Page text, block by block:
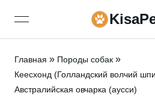
open navigation menu
Главная » Породы собак »
Кеесхонд (Голландский волчий
Австралийская овчарка (аусси)